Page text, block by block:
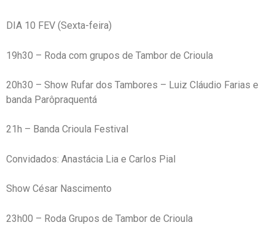
DIA 10 FEV (Sexta-feira)
19h30 – Roda com grupos de Tambor de Crioula
20h30 – Show Rufar dos Tambores – Luiz Cláudio Farias e
banda Parôpraquentá
21h – Banda Crioula Festival
Convidados: Anastácia Lia e Carlos Pial
Show César Nascimento
23h00 – Roda Grupos de Tambor de Crioula